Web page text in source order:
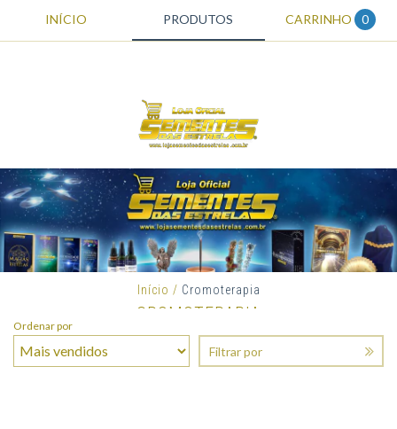
INÍCIO PRODUTOS CARRINHO 0
Início / Cromoterapia
CROMOTERAPIA
Ordenar por
Filtrar por